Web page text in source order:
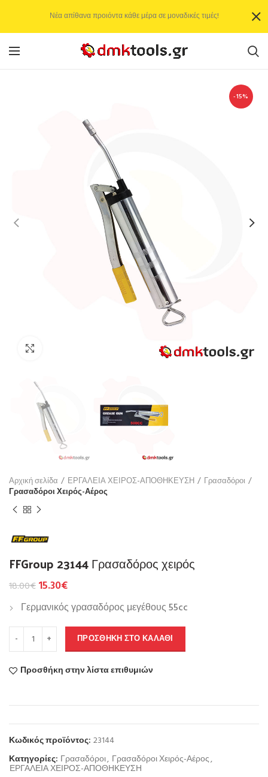
-15%
Αρχική σελίδα ΕΡΓΑΛΕΙΑ ΧΕΙΡΟΣ-ΑΠΟΘΗΚΕΥΣΗ
Γρασαδόροι
Γρασαδόροι Χειρός-Αέρος
FFGroup 23144 Γρασαδόρος χειρός
18.00€15.30€
Γερμανικός γρασαδόρος μεγέθους 55cc
ΠΡΟΣΘΉΚΗ ΣΤΟ ΚΑΛΆΘΙ
Προσθήκη στην λίστα επιθυμιών
Κωδικός προϊόντος: 23144
Κατηγορίες: Γρασαδόροι, Γρασαδόροι Χειρός-Αέρος,
ΕΡΓΑΛΕΙΑ ΧΕΙΡΟΣ-ΑΠΟΘΗΚΕΥΣΗ
Νέα απίθανα προιόντα κάθε μέρα σε μοναδικές τιμές!